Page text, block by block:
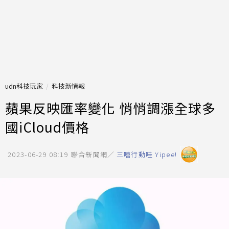
udn科技玩家 科技新情報
蘋果反映匯率變化 悄悄調漲全球多
國iCloud價格
2023-06-29 08:19 聯合新聞網／ 三嘻行動哇 Yipee!